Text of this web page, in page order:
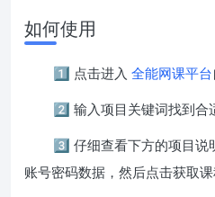
如何使用
1️⃣ 点击进入 全能网课平台
2️⃣ 输入项目关键词找到合
3️⃣ 仔细查看下方的项目说
账号密码数据，然后点击获取